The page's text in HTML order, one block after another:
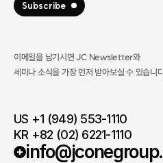
이메일을 남기시면 JC Newsletter와
세미나 소식을 가장 먼저 받아보실 수 있습니
US +1 (949) 553-1110
KR +82 (02) 6221-1110